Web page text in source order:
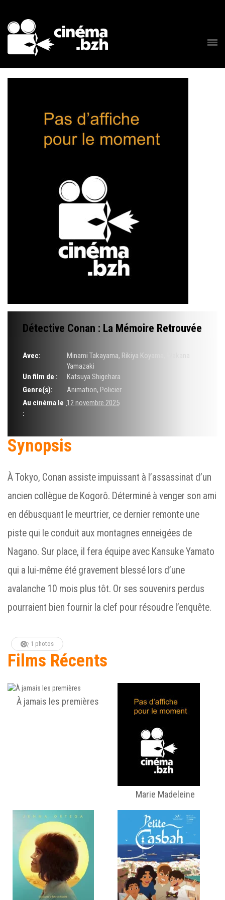
Détective Conan : La Mémoire Retrouvée
Avec:
Minami Takayama, Rikiya Koyama, Wakana
Yamazaki
Un film de :
Katsuya Shigehara
Genre(s):
Animation, Policier
Au cinéma le
:
12 novembre 2025
Synopsis
À Tokyo, Conan assiste impuissant à l’assassinat d’un
ancien collègue de Kogorô. Déterminé à venger son ami
en débusquant le meurtrier, ce dernier remonte une
piste qui le conduit aux montagnes enneigées de
Nagano. Sur place, il fera équipe avec Kansuke Yamato
qui a lui-même été gravement blessé lors d’une
avalanche 10 mois plus tôt. Or ses souvenirs perdus
pourraient bien fournir la clef pour résoudre l’enquête.
1 photos
Films Récents
À jamais les premières
Marie Madeleine